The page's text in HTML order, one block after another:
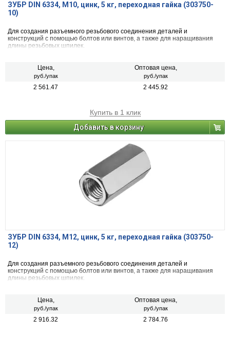
ЗУБР DIN 6334, M10, цинк, 5 кг, переходная гайка (303750-
10)
Для создания разъемного резьбового соединения деталей и
конструкций с помощью болтов или винтов, а также для наращивания
длины резьбовых шпилек.
Цена,
руб./упак
Оптовая цена,
руб./упак
2 561.47 2 445.92
Купить в 1 клик
Добавить в корзину
ЗУБР DIN 6334, M12, цинк, 5 кг, переходная гайка (303750-
12)
Для создания разъемного резьбового соединения деталей и
конструкций с помощью болтов или винтов, а также для наращивания
длины резьбовых шпилек.
Цена,
руб./упак
Оптовая цена,
руб./упак
2 916.32 2 784.76